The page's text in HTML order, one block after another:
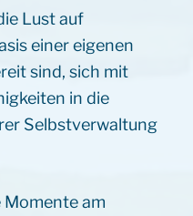
Lust auf
einer eigenen
sind, sich mit
in die
Selbstverwaltung
am